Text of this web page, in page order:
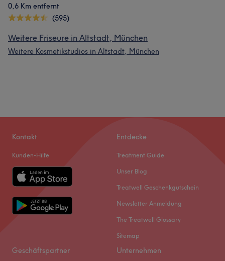
0,6 Km entfernt
(595)
Weitere Friseure in Altstadt, München
Weitere Kosmetikstudios in Altstadt, München
Kontakt
Kunden-Hilfe
Entdecke
Treatment Guide
Unser Blog
Treatwell Geschenkgutschein
Newsletter Anmeldung
The Treatwell Glossary
Sitemap
Geschäftspartner Unternehmen